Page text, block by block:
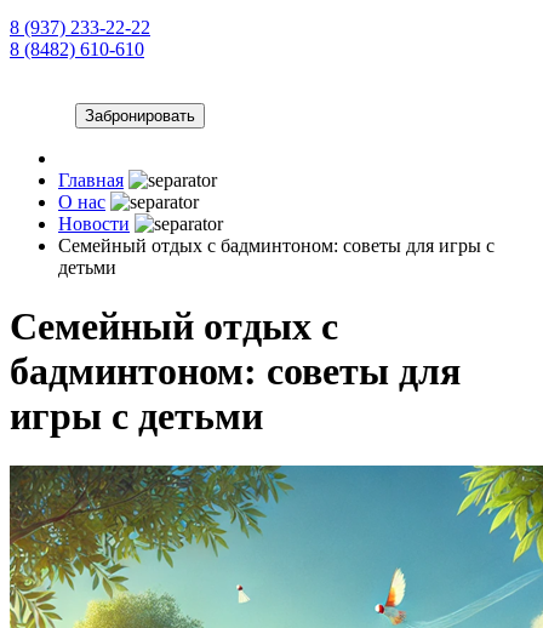
8 (937) 233-22-22
8 (8482) 610-610
Забронировать
Главная
О нас
Новости
Семейный отдых с бадминтоном: советы для игры с
детьми
Семейный отдых с
бадминтоном: советы для
игры с детьми